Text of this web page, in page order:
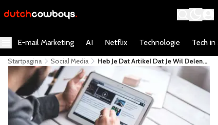
E-mail Marketing AI Netflix Technologie Tech in
Startpagina Social Media
​Heb Je Dat Artikel Dat Je Wil Delen